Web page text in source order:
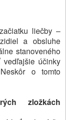
liečby –
a obsluhe
stanoveného
účinky
o tomto
zložkách